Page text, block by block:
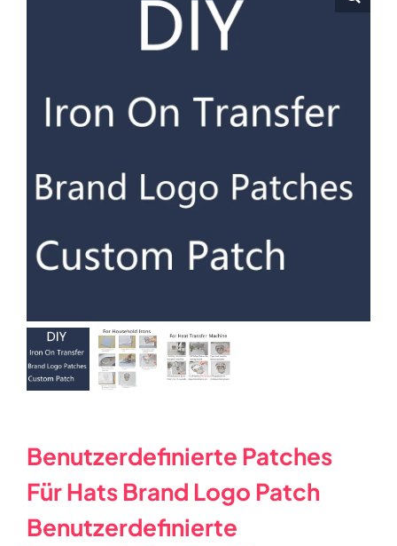
Benutzerdefinierte Patches
Für Hats Brand Logo Patch
Benutzerdefinierte